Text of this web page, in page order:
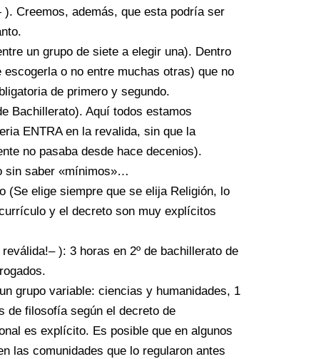
Creemos, además, que esta podría ser
un grupo de siete a elegir una). Dentro
o no entre muchas otras) que no
de primero y segundo.
Bachillerato). Aquí todos estamos
ENTRA en la revalida, sin que la
no pasaba desde hace decenios).
sin saber «mínimos»…
(Se elige siempre que se elija Religión, lo
y el decreto son muy explícitos
): 3 horas en 2º de bachillerato de
grupo variable: ciencias y humanidades, 1
de filosofía según el decreto de
es explícito. Es posible que en algunos
las comunidades que lo regularon antes